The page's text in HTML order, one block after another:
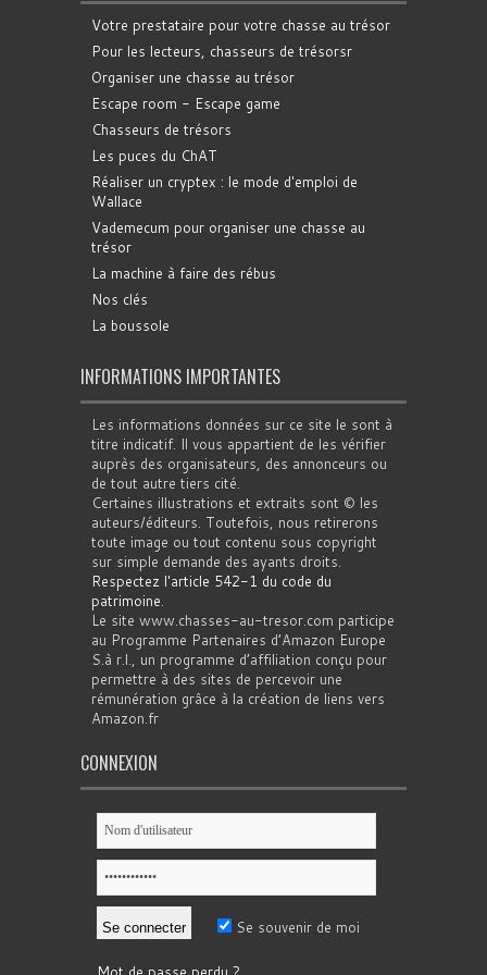
Votre prestataire pour votre chasse au trésor
Pour les lecteurs, chasseurs de trésorsr
Organiser une chasse au trésor
Escape room - Escape game
Chasseurs de trésors
Les puces du ChAT
Réaliser un cryptex : le mode d'emploi de
Wallace
Vademecum pour organiser une chasse au
trésor
La machine à faire des rébus
Nos clés
La boussole
INFORMATIONS IMPORTANTES
Les informations données sur ce site le sont à
titre indicatif. Il vous appartient de les vérifier
auprès des organisateurs, des annonceurs ou
de tout autre tiers cité.
Certaines illustrations et extraits sont © les
auteurs/éditeurs. Toutefois, nous retirerons
toute image ou tout contenu sous copyright
sur simple demande des ayants droits.
Respectez l'article 542-1 du code du
patrimoine.
Le site www.chasses-au-tresor.com participe
au Programme Partenaires d’Amazon Europe
S.à r.l., un programme d’affiliation conçu pour
permettre à des sites de percevoir une
rémunération grâce à la création de liens vers
Amazon.fr
CONNEXION
Se souvenir de moi